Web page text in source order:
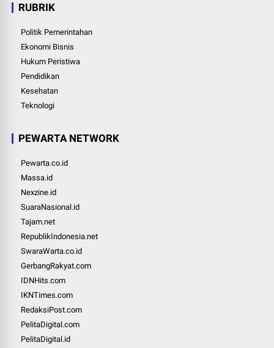
RUBRIK
Politik Pemerintahan
Ekonomi Bisnis
Hukum Peristiwa
Pendidikan
Kesehatan
Teknologi
PEWARTA NETWORK
Pewarta.co.id
Massa.id
Nexzine.id
SuaraNasional.id
Tajam.net
RepublikIndonesia.net
SwaraWarta.co.id
GerbangRakyat.com
IDNHits.com
IKNTimes.com
RedaksiPost.com
PelitaDigital.com
PelitaDigital.id